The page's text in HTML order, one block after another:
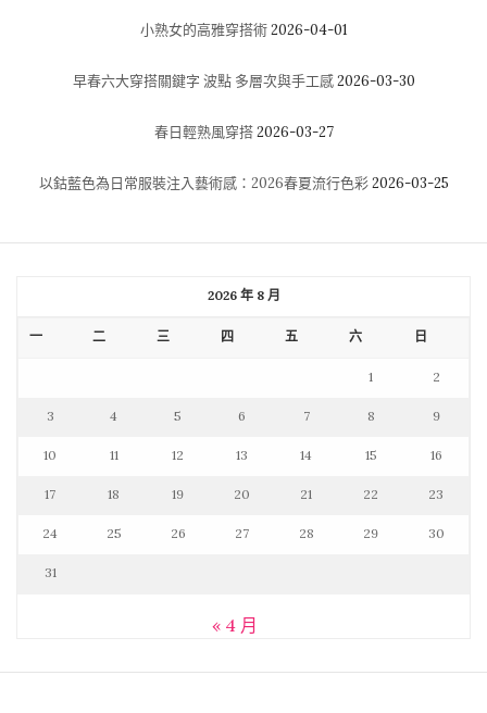
小熟女的高雅穿搭術 2026-04-01
早春六大穿搭關鍵字 波點 多層次與手工感 2026-03-30
春日輕熟風穿搭 2026-03-27
以鈷藍色為日常服裝注入藝術感：2026春夏流行色彩 2026-03-25
2026 年 8 月
一 二 三 四 五 六 日
1 2
3 4 5 6 7 8 9
10 11 12 13 14 15 16
17 18 19 20 21 22 23
24 25 26 27 28 29 30
31
« 4 月